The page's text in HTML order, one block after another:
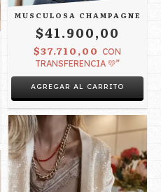
MUSCULOSA CHAMPAGNE
$41.900,00
$37.710,00 CON
TRANSFERENCIA 💛”
AGREGAR AL CARRITO